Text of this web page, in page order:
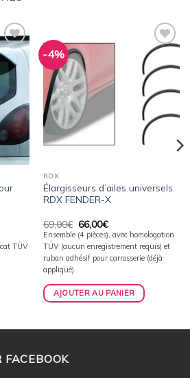
à la
TÜV
-4%
Ajouter
à la
wishlist
RDX
Élargisseurs d’ailes universels
RDX FENDER-X
69,00€ Le
prix
initial
était :
69,00€.
66,00€Le
prix
actuel
est :
66,00€.
Ensemble (4 pièces), avec homologation
TÜV (aucun enregistrement requis) et
ruban adhésif pour carrosserie (déjà
appliqué).
AJOUTER AU PANIER
FACEBOOK